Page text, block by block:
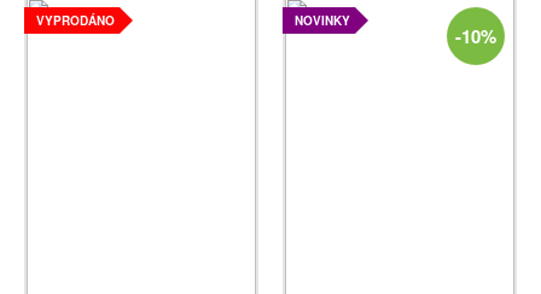
VYPRODÁNO NOVINKY
-10%